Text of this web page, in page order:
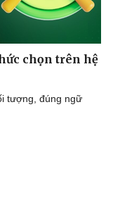
chọn trên hệ
tượng, đúng ngữ